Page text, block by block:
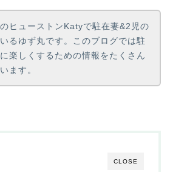
ヒューストンKatyで駐在妻&2児の
るゆず丸です。このブログでは駐
楽しくするための情報をたくさん
ます。
CLOSE